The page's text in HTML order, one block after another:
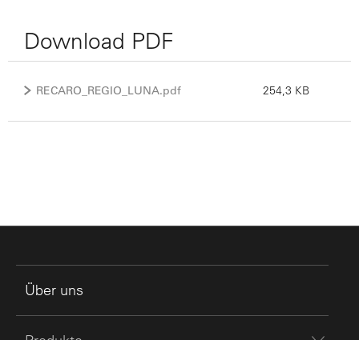
Download PDF
RECARO_REGIO_LUNA.pdf 254,3 KB
Über uns